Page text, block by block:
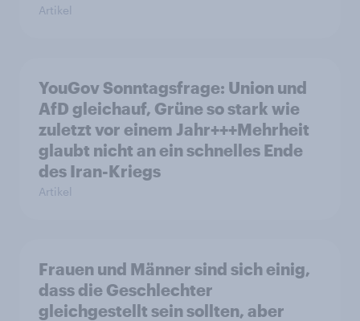
Artikel
YouGov Sonntagsfrage: Union und
AfD gleichauf, Grüne so stark wie
zuletzt vor einem Jahr+++Mehrheit
glaubt nicht an ein schnelles Ende
des Iran-Kriegs
Artikel
Frauen und Männer sind sich einig,
dass die Geschlechter
gleichgestellt sein sollten, aber